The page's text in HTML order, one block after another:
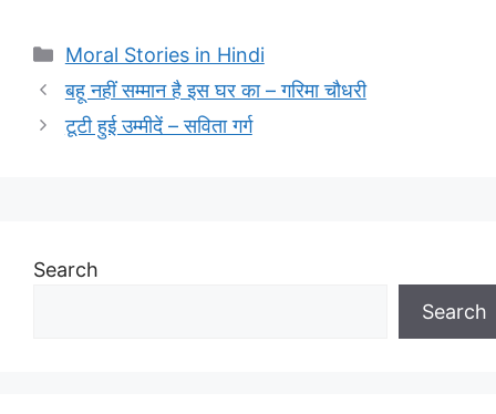
Categories
Moral Stories in Hindi
बहू नहीं सम्मान है इस घर का – गरिमा चौधरी
टूटी हुई उम्मीदें – सविता गर्ग
Search
Search